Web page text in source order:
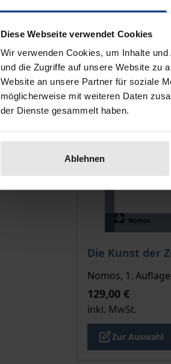
Diese Webseite verwendet Cookies
Wir verwenden Cookies, um Inhalte
und die Zugriffe auf unsere Website zu
Website an unsere Partner für soziale
möglicherweise mit weiteren Daten
der Dienste gesammelt haben.
Ablehnen
Zur Auswahl
Die Kunst der
Neu
Der Preis dieses
Nomos, 1.
129,00 €
inkl. MwSt.
Zur Auswahl